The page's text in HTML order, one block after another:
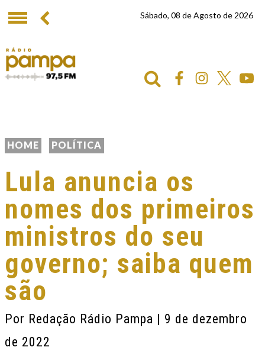
Sábado, 08 de Agosto de 2026
HOME POLÍTICA
Lula anuncia os
nomes dos primeiros
ministros do seu
governo; saiba quem
são
Por Redação Rádio Pampa | 9 de dezembro
de 2022